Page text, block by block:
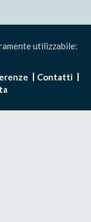
utilizzabile:
Contatti